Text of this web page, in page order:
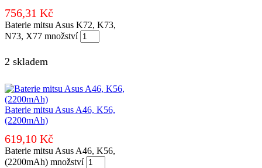
756,31 Kč
Baterie mitsu Asus K72, K73,
N73, X77 množství
2 skladem
Baterie mitsu Asus A46, K56,
(2200mAh)
619,10 Kč
Baterie mitsu Asus A46, K56,
(2200mAh) množství